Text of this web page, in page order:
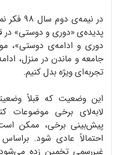
در
پدیده‌ی «دوری و دوستی» در
دوری و ادامه‌ی دوستی»،
جامعه و ماندن در منزل،
تجربه‌ای ویژه بدل کنیم.
این وضعیت که قبلاً
لابه‌لای برخی موضوعات
پیش‌بینی برخی، ممکن
احتمالاً عادی شود.
غیررسمی تخمین زده